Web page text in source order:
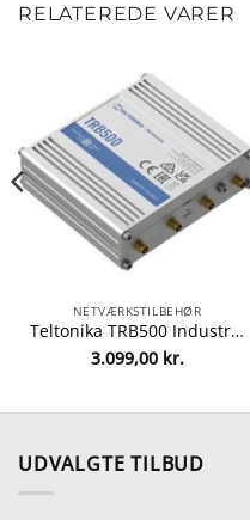
RELATEREDE VARER
NETVÆRKSTILBEHØR
Teltonika TRB500 Industrial Gateway
3.099,00 kr.
UDVALGTE TILBUD